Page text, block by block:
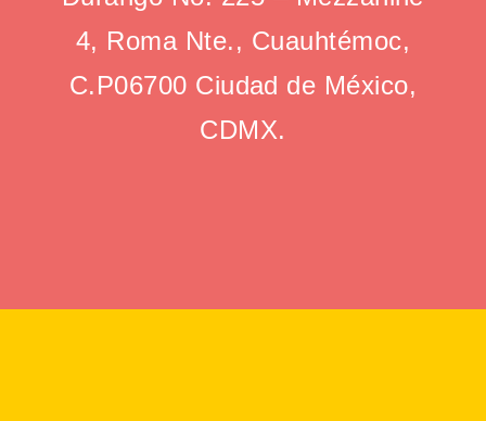
4, Roma Nte., Cuauhtémoc,
C.P06700 Ciudad de México,
CDMX.